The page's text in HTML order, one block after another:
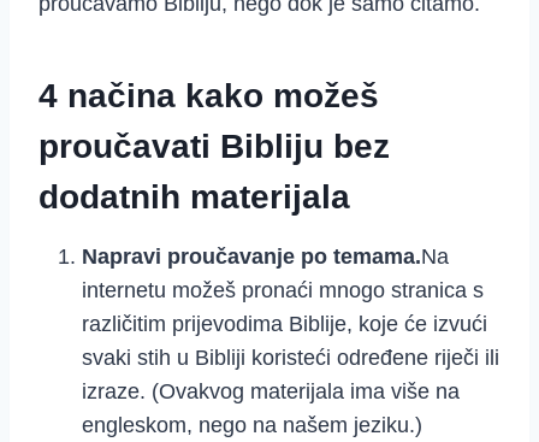
4 načina kako možeš
proučavati Bibliju bez
dodatnih materijala
Napravi proučavanje po temama.Na
internetu možeš pronaći mnogo stranica s
različitim prijevodima Biblije, koje će izvući
svaki stih u Bibliji koristeći određene riječi ili
izraze. (Ovakvog materijala ima više na
engleskom, nego na našem jeziku.)